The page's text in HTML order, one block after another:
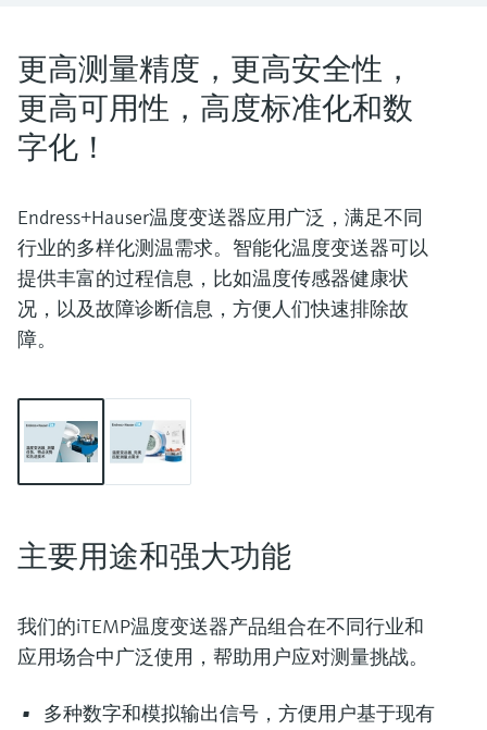
Applicator 选型和计算软件
通过应用参数查找、选择并配置产品
Device Viewer
备件查找工具
您可通过产品型号、订单代码或序列号，轻
松查找所需备件。
微波限位栅物位测量
Level measurement with pressure
光度计
微波传输测量原理
选购全部
数字化驱动流程工业转型升级
决策级过程透明度，赋能卓越运营
更高测量精度，更高安全性，
更高可用性，高度标准化和数
字化！
Endress+Hauser温度变送器应用广泛，满足不同
行业的多样化测温需求。智能化温度变送器可以
提供丰富的过程信息，比如温度传感器健康状
况，以及故障诊断信息，方便人们快速排除故
障。
主要用途和强大功能
我们的iTEMP温度变送器产品组合在不同行业和
应用场合中广泛使用，帮助用户应对测量挑战。
多种数字和模拟输出信号，方便用户基于现有